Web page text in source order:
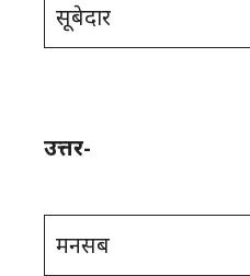
सूबेदार
उत्तर-
मनसब